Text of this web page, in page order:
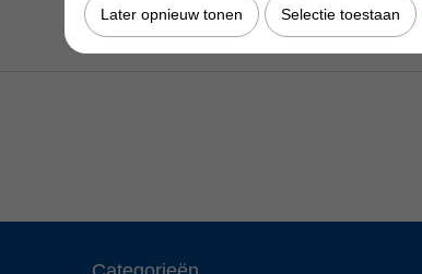
Later opnieuw tonen Selectie toestaan